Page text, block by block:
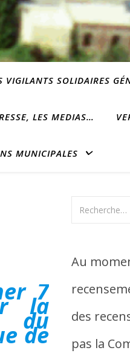
VIGILANTS SOLIDAIRES
LES MEDIAS…
MUNICIPALES
7
la
du
de
Au
des
pas la